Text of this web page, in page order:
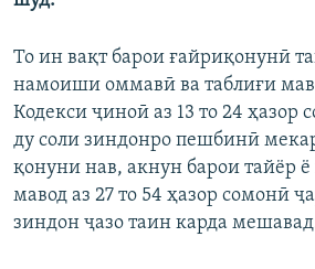
То ин вақт барои ғайриқонунӣ
намоиши оммавӣ ва таблиғи
Кодекси ҷиноӣ аз 13 то 24 ҳазор
ду соли зиндонро пешбинӣ
қонуни нав, акнун барои тайёр
мавод аз 27 то 54 ҳазор сомонӣ
зиндон ҷазо таин карда